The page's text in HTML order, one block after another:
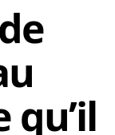
qu’il